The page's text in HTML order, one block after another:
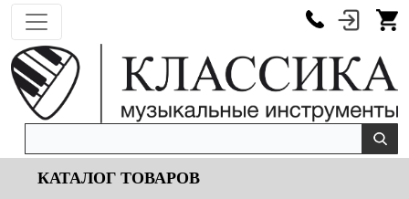
КАТАЛОГ ТОВАРОВ